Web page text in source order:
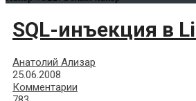
SQL-инъекция в
Анатолий Ализар
25.06.2008
Комментарии